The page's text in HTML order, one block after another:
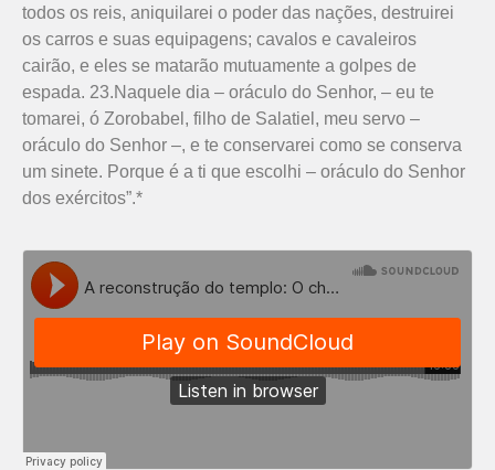
todos os reis, aniquilarei o poder das nações, destruirei
os carros e suas equipagens; cavalos e cavaleiros
cairão, e eles se matarão mutuamente a golpes de
espada. 23.Naquele dia – oráculo do Senhor, – eu te
tomarei, ó Zorobabel, filho de Salatiel, meu servo –
oráculo do Senhor –, e te conservarei como se conserva
um sinete. Porque é a ti que escolhi – oráculo do Senhor
dos exércitos”.*